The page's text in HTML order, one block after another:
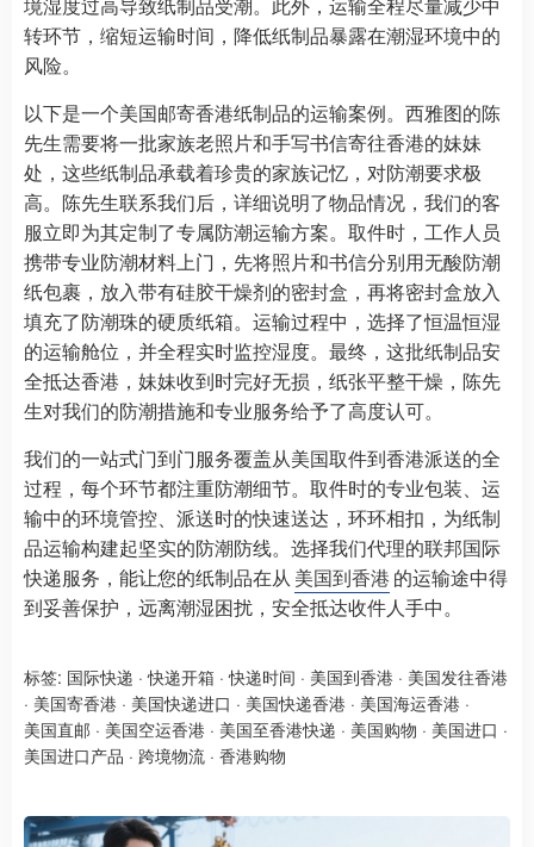
转环节，缩短运输时间，降低纸制品暴露在潮湿环境中的
风险。​
以下是一个美国邮寄香港纸制品的运输案例。西雅图的陈
先生需要将一批家族老照片和手写书信寄往香港的妹妹
处，这些纸制品承载着珍贵的家族记忆，对防潮要求极
高。陈先生联系我们后，详细说明了物品情况，我们的客
服立即为其定制了专属防潮运输方案。取件时，工作人员
携带专业防潮材料上门，先将照片和书信分别用无酸防潮
纸包裹，放入带有硅胶干燥剂的密封盒，再将密封盒放入
填充了防潮珠的硬质纸箱。运输过程中，选择了恒温恒湿
的运输舱位，并全程实时监控湿度。最终，这批纸制品安
全抵达香港，妹妹收到时完好无损，纸张平整干燥，陈先
生对我们的防潮措施和专业服务给予了高度认可。​
我们的一站式门到门服务覆盖从美国取件到香港派送的全
过程，每个环节都注重防潮细节。取件时的专业包装、运
输中的环境管控、派送时的快速送达，环环相扣，为纸制
品运输构建起坚实的防潮防线。选择我们代理的联邦国际
快递服务，能让您的纸制品在从 美国到香港 的运输途中得
到妥善保护，远离潮湿困扰，安全抵达收件人手中。
标签: 国际快递 ·快递开箱 ·快递时间 · 美国到香港 · 美国发往香港
· 美国寄香港 · 美国快递进口 · 美国快递香港 · 美国海运香港 ·
美国直邮 · 美国空运香港 · 美国至香港快递 · 美国购物 · 美国进口 ·
美国进口产品 · 跨境物流 · 香港购物